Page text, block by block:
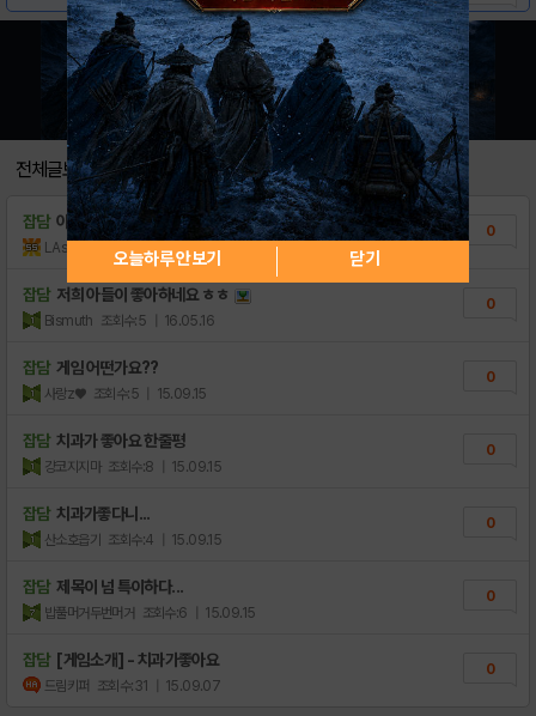
전체글보기
잡담 아이들용 게임인가요 ?
LAsahi 조회수:4 | 18.11.24
0
잡담 저희 아들이 좋아하네요 ㅎㅎ
Bismuth 조회수:5 | 16.05.16
0
잡담 게임 어떤가요??
사랑z♥ 조회수:5 | 15.09.15
0
잡담 치과가 좋아요 한줄평
걍코지지마 조회수:8 | 15.09.15
0
잡담 치과가좋다니...
산소호읍기 조회수:4 | 15.09.15
0
잡담 제목이 넘 특이하다...
밥풀머거두번머거 조회수:6 | 15.09.15
0
잡담 [게임소개] - 치과가좋아요
드림키퍼 조회수:31 | 15.09.07
0
오늘하루 안보기 닫기